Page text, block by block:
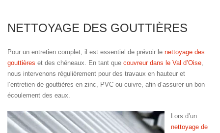
NETTOYAGE DES GOUTTIÈRES
Pour un entretien complet, il est essentiel de prévoir le nettoyage des
gouttières et des chéneaux. En tant que couvreur dans le Val d’Oise,
nous intervenons régulièrement pour des travaux en hauteur et
l’entretien de gouttières en zinc, PVC ou cuivre, afin d’assurer un bon
écoulement des eaux.
Lors d’un
nettoyage de